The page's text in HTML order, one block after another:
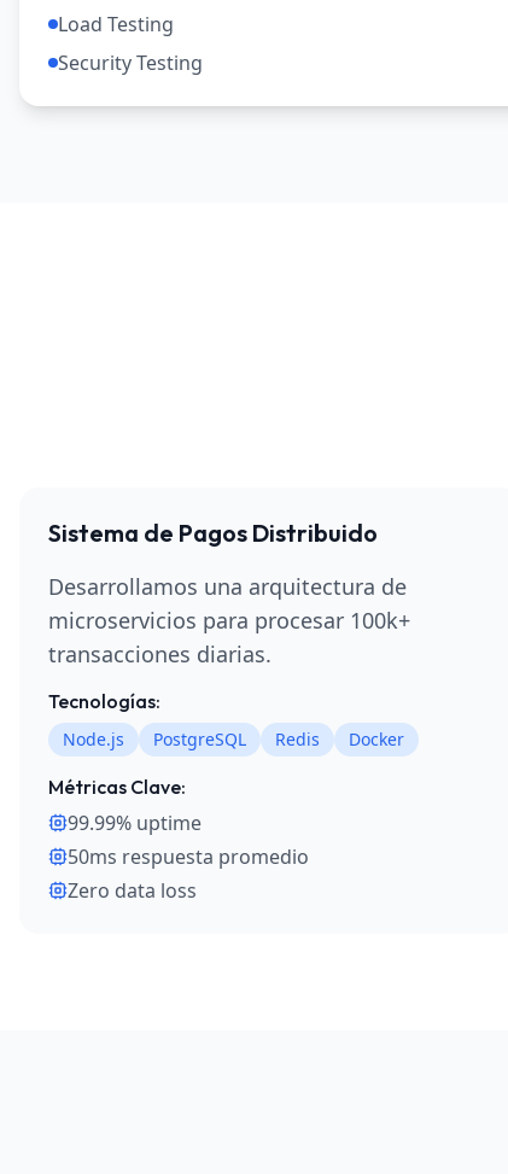
Load Testing
Security Testing
Sistema de Pagos Distribuido
Desarrollamos una arquitectura de
microservicios para procesar 100k+
transacciones diarias.
Tecnologías:
Node.js PostgreSQL Redis Docker
Métricas Clave:
99.99% uptime
50ms respuesta promedio
Zero data loss